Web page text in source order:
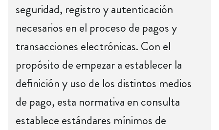
seguridad, registro y autenticación
necesarios en el proceso de pagos y
transacciones electrónicas. Con el
propósito de empezar a establecer la
definición y uso de los distintos medios
de pago, esta normativa en consulta
establece estándares mínimos de